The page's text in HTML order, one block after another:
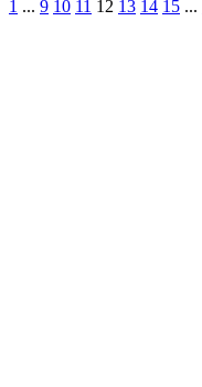
1 ... 9 10 11 12 13 14 15 ...